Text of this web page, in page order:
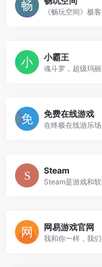
小霸王
免费在线游戏
Steam
网易游戏官网